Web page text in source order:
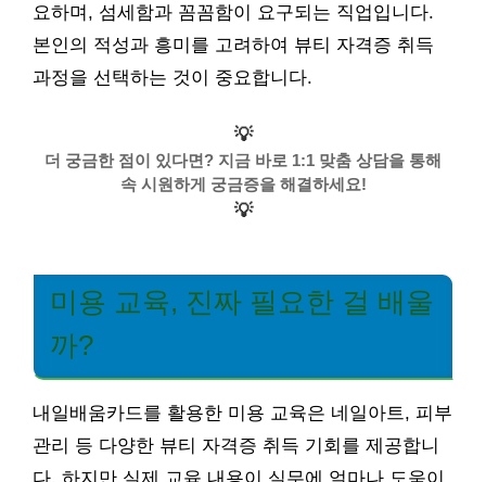
요하며, 섬세함과 꼼꼼함이 요구되는 직업입니다.
본인의 적성과 흥미를 고려하여 뷰티 자격증 취득
과정을 선택하는 것이 중요합니다.
💡
더 궁금한 점이 있다면? 지금 바로 1:1 맞춤 상담을 통해
속 시원하게 궁금증을 해결하세요!
💡
미용 교육, 진짜 필요한 걸 배울
까?
내일배움카드를 활용한 미용 교육은 네일아트, 피부
관리 등 다양한 뷰티 자격증 취득 기회를 제공합니
다. 하지만 실제 교육 내용이 실무에 얼마나 도움이